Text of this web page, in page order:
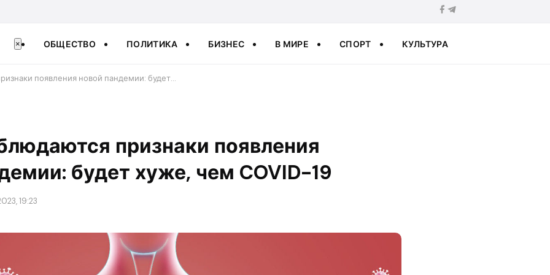
× ОБЩЕСТВО ПОЛИТИКА БИЗНЕС В МИРЕ СПОРТ КУЛЬТУРА
появления новой пандемии: будет…
признаки появления
будет хуже, чем COVID-19
19:23